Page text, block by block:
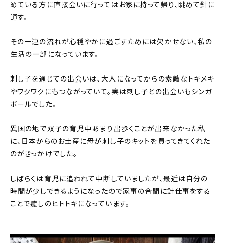
めている方に直接会いに行ってはお家に持って帰り、眺めて針に
通す。
その一連の流れが心穏やかに過ごすためには欠かせない、私の
生活の一部になっています。
刺し子を通じての出会いは、大人になってからの素敵なトキメキ
やワクワクにもつながっていて。実は刺し子との出会いもシンガ
ポールでした。
異国の地で双子の育児中あまり出歩くことが出来なかった私
に、日本からのお土産に母が刺し子のキットを買ってきてくれた
のがきっかけでした。
しばらくは育児に追われて中断していましたが、最近は自分の
時間が少しできるようになったので家事の合間に針仕事をする
ことで癒しのヒトトキになっています。